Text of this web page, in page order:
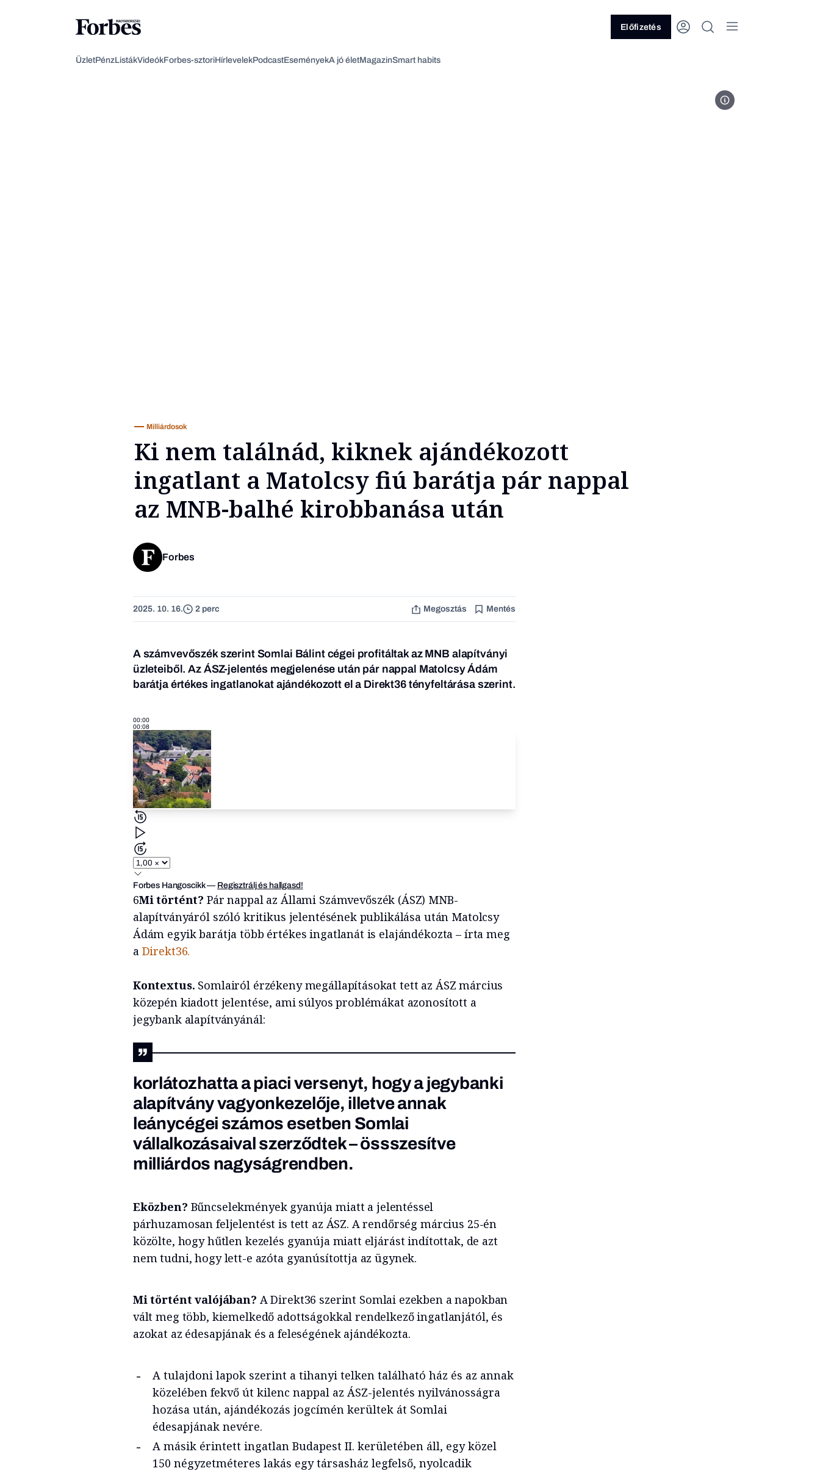
Előfizetés
ÜzletPénzListákVideókForbes-sztoriHírlevelekPodcastEseményekA jó életMagazinSmart habits
Fotó: Jászai Csaba/MTI/MTVA
Milliárdosok
Ki nem találnád, kiknek ajándékozott
ingatlant a Matolcsy fiú barátja pár nappal
az MNB-balhé kirobbanása után
Forbes
2025. 10. 16. 2 perc Megosztás Mentés
A számvevőszék szerint Somlai Bálint cégei profitáltak az MNB alapítványi
üzleteiből. Az ÁSZ-jelentés megjelenése után pár nappal Matolcsy Ádám
barátja értékes ingatlanokat ajándékozott el a Direkt36 tényfeltárása szerint.
00:00
00:08
Forbes Hangoscikk— Regisztrálj és hallgasd!
6Mi történt? Pár nappal az Állami Számvevőszék (ÁSZ) MNB-
alapítványáról szóló kritikus jelentésének publikálása után Matolcsy
Ádám egyik barátja több értékes ingatlanát is elajándékozta – írta meg
a Direkt36.
Kontextus. Somlairól érzékeny megállapításokat tett az ÁSZ március
közepén kiadott jelentése, ami súlyos problémákat azonosított a
jegybank alapítványánál:
korlátozhatta a piaci versenyt, hogy a jegybanki
alapítvány vagyonkezelője, illetve annak
leánycégei számos esetben Somlai
vállalkozásaival szerződtek – össszesítve
milliárdos nagyságrendben.
Eközben? Bűncselekmények gyanúja miatt a jelentéssel
párhuzamosan feljelentést is tett az ÁSZ. A rendőrség március 25-én
közölte, hogy hűtlen kezelés gyanúja miatt eljárást indítottak, de azt
nem tudni, hogy lett-e azóta gyanúsítottja az ügynek.
Mi történt valójában? A Direkt36 szerint Somlai ezekben a napokban
vált meg több, kiemelkedő adottságokkal rendelkező ingatlanjától, és
azokat az édesapjának és a feleségének ajándékozta.
A tulajdoni lapok szerint a tihanyi telken található ház és az annak
közelében fekvő út kilenc nappal az ÁSZ-jelentés nyilvánosságra
hozása után, ajándékozás jogcímén kerültek át Somlai
édesapjának nevére.
A másik érintett ingatlan Budapest II. kerületében áll, egy közel
150 négyzetméteres lakás egy társasház legfelső, nyolcadik